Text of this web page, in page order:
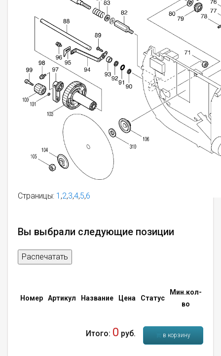
Страницы: 1 ,2,3,4,5,6
Вы выбрали следующие позиции
Распечатать
Номер Артикул Название Цена Статус
Мин.кол-
во
в корзину
Итого: 0 руб.